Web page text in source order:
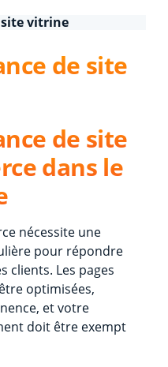
vitrine
de site
de site
dans le
nécessite une
pour répondre
clients. Les pages
optimisées,
et votre
doit être exempt